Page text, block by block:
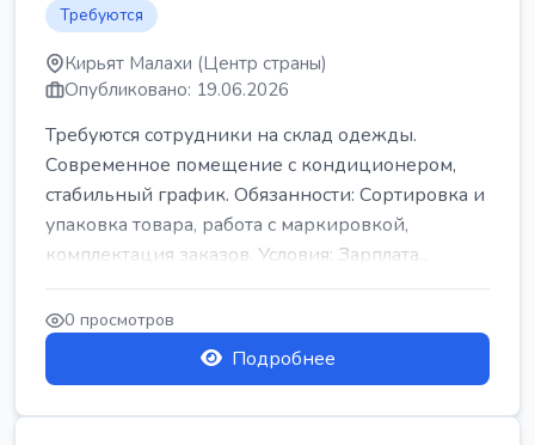
Требуются
Кирьят Малахи (Центр страны)
Опубликовано: 19.06.2026
Требуются сотрудники на склад одежды.
Современное помещение с кондиционером,
стабильный график. Обязанности: Сортировка и
упаковка товара, работа с маркировкой,
комплектация заказов. Условия: Зарплата...
0 просмотров
Подробнее